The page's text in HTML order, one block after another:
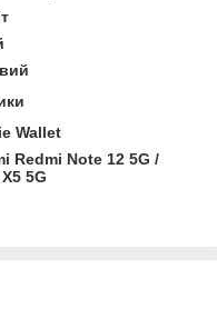
Wallet
Redmi Note 12 5G /
5G